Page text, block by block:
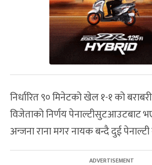
निर्धारित ९० मिनेटको खेल १-१ को
विजेताको निर्णय पेनाल्टीसुटआउटबाट
अन्जना राना मगर नायक बन्दै दुई